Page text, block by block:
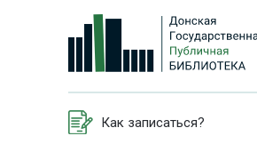
Как записаться?